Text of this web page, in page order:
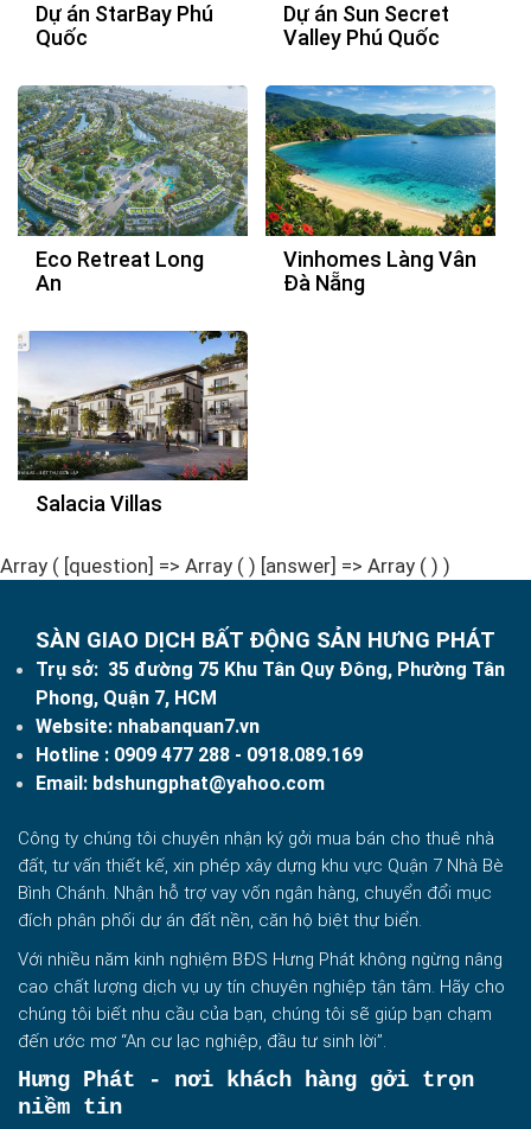
Dự án StarBay Phú
Quốc
Dự án Sun Secret
Valley Phú Quốc
Eco Retreat Long
An
Vinhomes Làng Vân
Đà Nẵng
Salacia Villas
Array ( [question] => Array ( ) [answer] => Array ( ) )
SÀN GIAO DỊCH BẤT ĐỘNG SẢN HƯNG PHÁT
Trụ sở: 35 đường 75 Khu Tân Quy Đông, Phường Tân
Phong, Quận 7, HCM
Website: nhabanquan7.vn
Hotline : 0909 477 288 - 0918.089.169
Email: bdshungphat@yahoo.com
Công ty chúng tôi chuyên nhận ký gởi mua bán cho thuê nhà
đất, tư vấn thiết kế, xin phép xây dựng khu vực Quận 7 Nhà Bè
Bình Chánh. Nhận hỗ trợ vay vốn ngân hàng, chuyển đổi mục
đích phân phối dự án đất nền, căn hộ biệt thự biển.
Với nhiều năm kinh nghiệm BĐS Hưng Phát không ngừng nâng
cao chất lượng dịch vụ uy tín chuyên nghiệp tận tâm. Hãy cho
chúng tôi biết nhu cầu của bạn, chúng tôi sẽ giúp bạn chạm
đến ước mơ “An cư lạc nghiệp, đầu tư sinh lời”.
Hưng Phát - nơi khách hàng gởi trọn
niềm tin